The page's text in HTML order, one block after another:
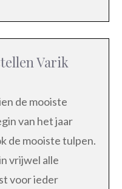
Varik
de mooiste
van het jaar
de mooiste tulpen.
vrijwel alle
voor ieder